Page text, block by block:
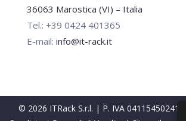
36063 Marostica (VI) – Italia
Tel.: +39 0424 401365
E-mail: info@it-rack.it
© 2026 ITRack S.r.l. | P. IVA 04115450241 |